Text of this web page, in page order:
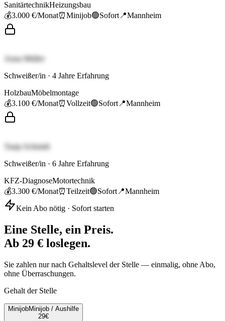
SanitärtechnikHeizungsbau
💰3.000 €/Monat⏰Minijob🟢Sofort 📍Mannheim
Anna Müller
Schweißer/in · 4 Jahre Erfahrung
HolzbauMöbelmontage
💰3.100 €/Monat⏰Vollzeit🟢Sofort 📍Mannheim
Tanja Schmidt
Schweißer/in · 6 Jahre Erfahrung
KFZ-DiagnoseMotortechnik
💰3.300 €/Monat⏰Teilzeit🟢Sofort 📍Mannheim
Kein Abo nötig · Sofort starten
Eine Stelle, ein Preis.
Ab 29 € loslegen.
Sie zahlen nur nach Gehaltslevel der Stelle — einmalig, ohne Abo,
ohne Überraschungen.
Gehalt der Stelle
MinijobMinijob / Aushilfe
29€